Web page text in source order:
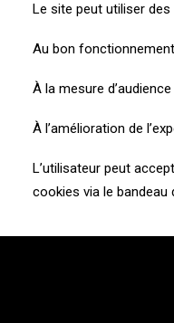
Le site peut utiliser
Au bon
À la mesure d’audience
À l’amélioration de
L’utilisateur peut
cookies via le bandeau